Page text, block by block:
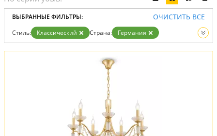
ВЫБРАННЫЕ ФИЛЬТРЫ: ОЧИСТИТЬ ВСЕ
Стиль: Классический Страна:
Германия
Вид:
Люстры